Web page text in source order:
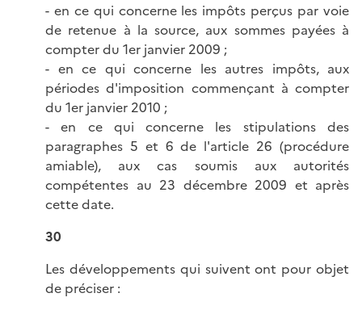
- en ce qui concerne les impôts perçus par voie
de retenue à la source, aux sommes payées à
compter du 1er janvier 2009 ;
- en ce qui concerne les autres impôts, aux
périodes d'imposition commençant à compter
du 1er janvier 2010 ;
- en ce qui concerne les stipulations des
paragraphes 5 et 6 de l'article 26 (procédure
amiable), aux cas soumis aux autorités
compétentes au 23 décembre 2009 et après
cette date.
30
Les développements qui suivent ont pour objet
de préciser :